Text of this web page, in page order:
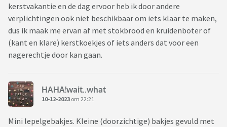
kerstvakantie en de dag ervoor heb ik door andere
verplichtingen ook niet beschikbaar om iets klaar te maken,
dus ik maak me ervan af met stokbrood en kruidenboter of
(kant en klare) kerstkoekjes of iets anders dat voor een
nagerechtje door kan gaan.
HAHA!wait..what
10-12-2023 om 22:21
Mini lepelgebakjes. Kleine (doorzichtige) bakjes gevuld met